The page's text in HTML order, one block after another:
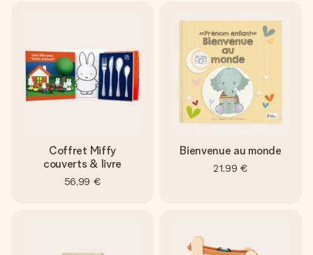
Coffret Miffy
couverts & livre
56,99 €
Bienvenue au monde
21,99 €